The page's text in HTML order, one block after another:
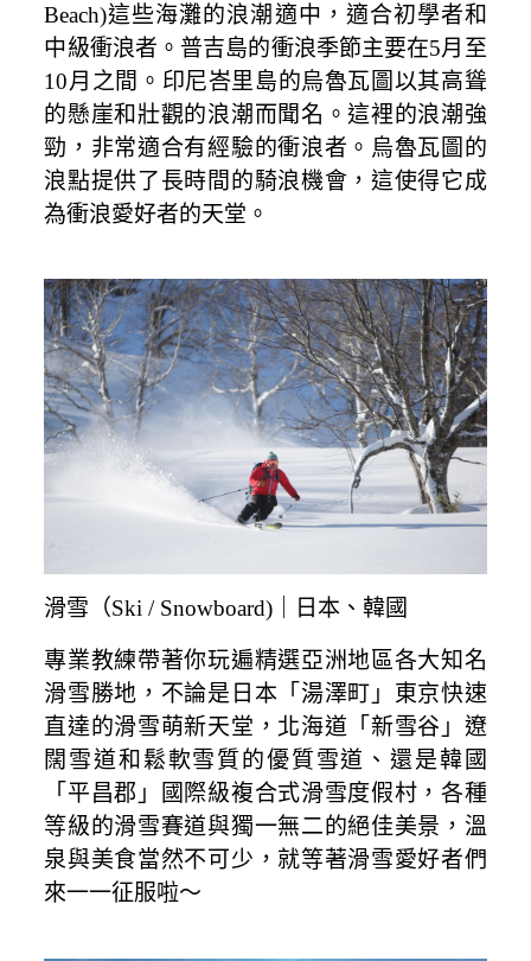
Beach)這些海灘的浪潮適中，適合初學者和
中級衝浪者。普吉島的衝浪季節主要在5月至
10月之間。印尼峇里島的烏魯瓦圖以其高聳
的懸崖和壯觀的浪潮而聞名。這裡的浪潮強
勁，非常適合有經驗的衝浪者。烏魯瓦圖的
浪點提供了長時間的騎浪機會，這使得它成
為衝浪愛好者的天堂。
滑雪（Ski / Snowboard)｜日本、韓國
專業教練帶著你玩遍精選亞洲地區各大知名
滑雪勝地，不論是日本「湯澤町」東京快速
直達的滑雪萌新天堂，北海道「新雪谷」遼
闊雪道和鬆軟雪質的優質雪道、還是韓國
「平昌郡」國際級複合式滑雪度假村，各種
等級的滑雪賽道與獨一無二的絕佳美景，溫
泉與美食當然不可少，就等著滑雪愛好者們
來一一征服啦～